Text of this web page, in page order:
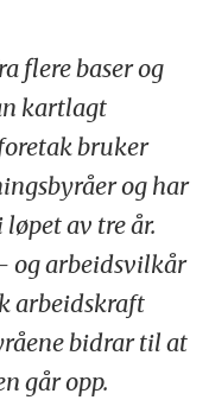
flere baser og
kartlagt
bruker
og har
av tre år.
og arbeidsvilkår
arbeidskraft
bidrar til at
går opp.